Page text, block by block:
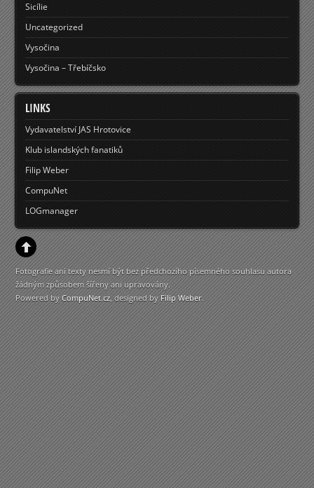
Sicílie
Uncategorized
Vysočina
Vysočina – Třebíčsko
LINKS
Vydavatelství JAS Hrotovice
Klub islandských fanatiků
Filip Weber
CompuNet
LOGmanager
Fotografie ani texty nesmí být bez předchozího písemného souhlasu autora
žádným způsobem šířeny ani upravovány.
Powered byCompuNet.cz, designed byFilip Weber.